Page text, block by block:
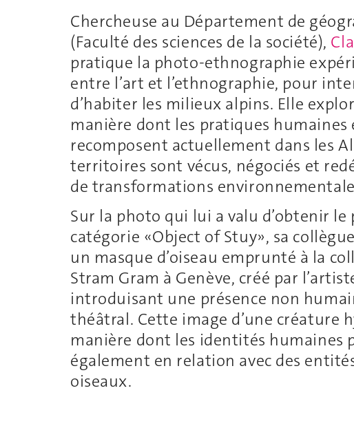
Chercheuse au Département de
(Faculté des sciences de la société),
pratique la photo-ethnographie
entre l’art et l’ethnographie, pour
d’habiter les milieux alpins. Elle
manière dont les pratiques humaines
recomposent actuellement dans les
territoires sont vécus, négociés et
de transformations
Sur la photo qui lui a valu d’obtenir
catégorie «Object of Stuy», sa
un masque d’oiseau emprunté à la
Stram Gram à Genève, créé par
introduisant une présence non
théâtral. Cette image d’une créature
manière dont les identités humaines
également en relation avec des
oiseaux.